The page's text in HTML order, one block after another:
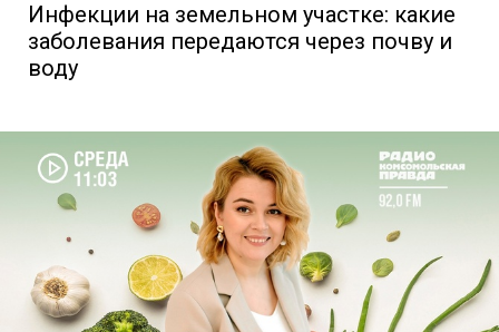
Инфекции на земельном участке: какие
заболевания передаются через почву и
воду